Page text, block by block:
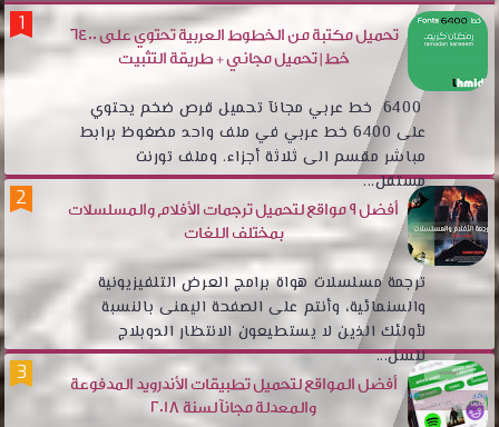
تحميل مكتبة من الخطوط العربية تحتوي على 6400
خط | تحميل مجاني + طريقة التثبيت
6400 خط عربي مجانآ تحميل قرص ضخم يحتوي
على 6400 خط عربي في ملف واحد مضغوظ برابط
مباشر مقسم الى ثلاثة أجزاء. وملف تورنت
مستقل...
أفضل 9 مواقع لتحميل ترجمات الأفلام والمسلسلات
بمختلف اللغات
ترجمة مسلسلات هواة برامج العرض التلفيزيونية
والسنمائية، وأنتم على الصفحة اليمنى بالنسبة
لأولئك الذين لا يستطيعون الانتظار الدوبلاج
للسل...
أفضل المواقع لتحميل تطبيقات الأندرويد المدفوعة
والمعدلة مجانآ لسنة 2018